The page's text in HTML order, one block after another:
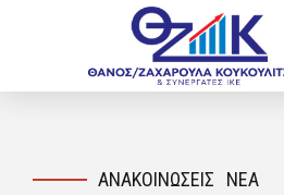
ΑΝΑΚΟΙΝΏΣΕΙΣ ΝΈΑ